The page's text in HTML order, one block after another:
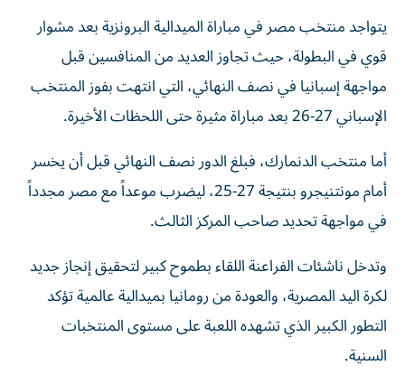
يتواجد منتخب مصر في مباراة الميدالية البرونزية بعد مشوار
قوي في البطولة، حيث تجاوز العديد من المنافسين قبل
مواجهة إسبانيا في نصف النهائي، التي انتهت بفوز المنتخب
الإسباني 27-26 بعد مباراة مثيرة حتى اللحظات الأخيرة.
أما منتخب الدنمارك، فبلغ الدور نصف النهائي قبل أن يخسر
أمام مونتنيجرو بنتيجة 27-25، ليضرب موعداً مع مصر مجدداً
في مواجهة تحديد صاحب المركز الثالث.
وتدخل ناشئات الفراعنة اللقاء بطموح كبير لتحقيق إنجاز جديد
لكرة اليد المصرية، والعودة من رومانيا بميدالية عالمية تؤكد
التطور الكبير الذي تشهده اللعبة على مستوى المنتخبات
السنية.